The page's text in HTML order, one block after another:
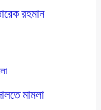
রহমান
মামলা